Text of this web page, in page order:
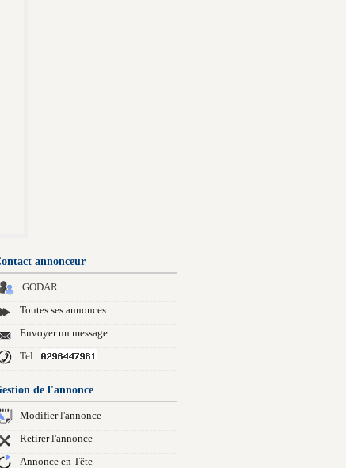
annonceur
GODAR
Toutes ses annonces
Envoyer un message
Tel :
de l'annonce
Modifier l'annonce
Retirer l'annonce
Annonce en Tête